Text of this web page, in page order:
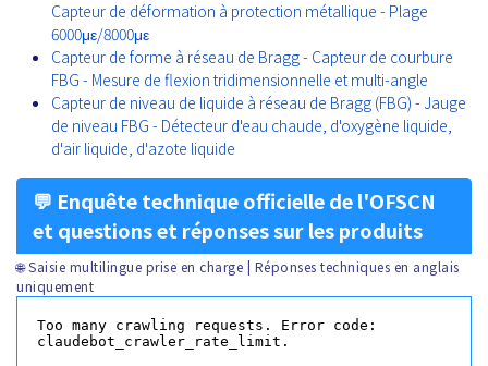
Capteur de déformation à protection métallique - Plage
6000με/8000με
Capteur de forme à réseau de Bragg - Capteur de courbure
FBG - Mesure de flexion tridimensionnelle et multi-angle
Capteur de niveau de liquide à réseau de Bragg (FBG) - Jauge
de niveau FBG - Détecteur d'eau chaude, d'oxygène liquide,
d'air liquide, d'azote liquide
💬 Enquête technique officielle de l'OFSCN
et questions et réponses sur les produits
🌐 Saisie multilingue prise en charge | Réponses techniques en anglais
uniquement